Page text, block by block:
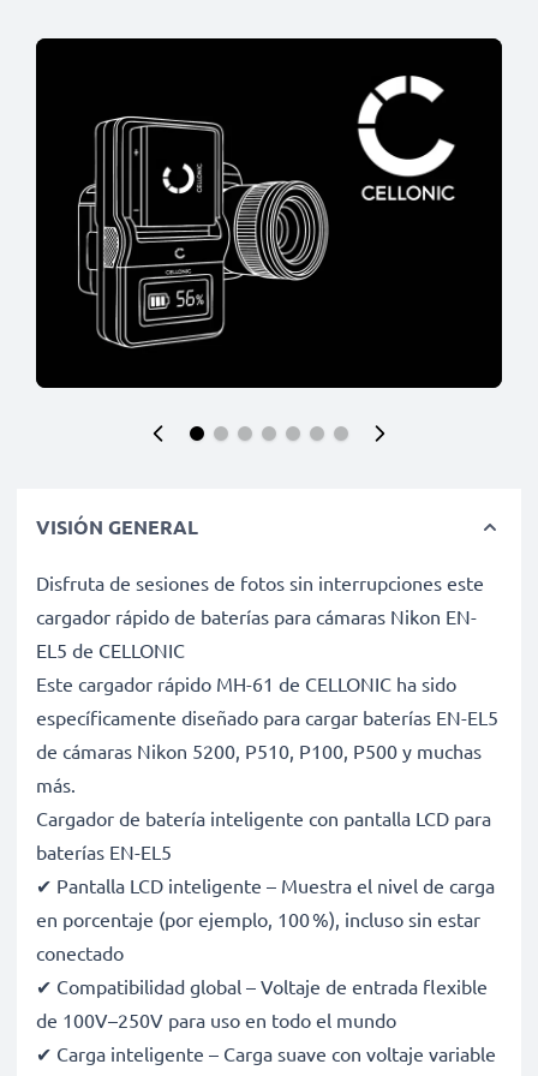
VISIÓN GENERAL
Disfruta de sesiones de fotos sin interrupciones este
cargador rápido de baterías para cámaras Nikon EN-
EL5 de CELLONIC
Este cargador rápido MH-61 de CELLONIC ha sido
específicamente diseñado para cargar baterías EN-EL5
de cámaras Nikon 5200, P510, P100, P500 y muchas
más.
Cargador de batería inteligente con pantalla LCD para
baterías EN-EL5
✔ Pantalla LCD inteligente – Muestra el nivel de carga
en porcentaje (por ejemplo, 100 %), incluso sin estar
conectado
✔ Compatibilidad global – Voltaje de entrada flexible
de 100V–250V para uso en todo el mundo
✔ Carga inteligente – Carga suave con voltaje variable